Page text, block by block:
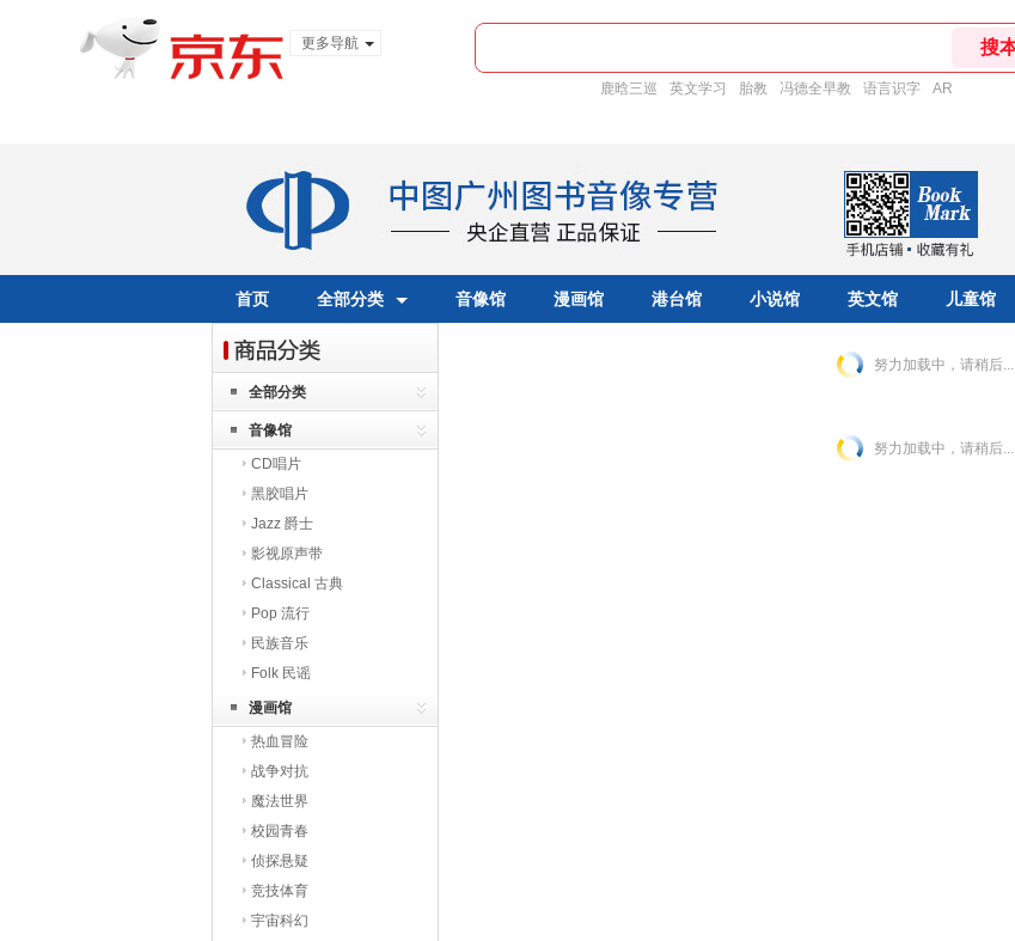
更多导航
鹿晗三巡 英文学习 胎教 冯德全早教 语言识字 AR
首页 全部分类 音像馆 漫画馆 港台馆 小说馆 英文馆 儿童馆
全部分类
音像馆
CD唱片
黑胶唱片
Jazz 爵士
影视原声带
Classical 古典
Pop 流行
民族音乐
Folk 民谣
漫画馆
热血冒险
战争对抗
魔法世界
校园青春
侦探悬疑
竞技体育
宇宙科幻
努力加载中，请稍后...
努力加载中，请稍后...